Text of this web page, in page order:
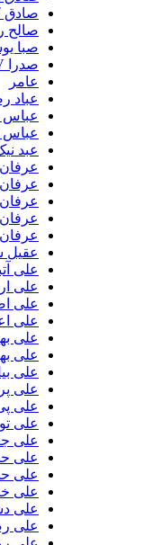
صادق
صالح رضایی
صبا یوسفی
صدرا AV
عامر
عباد رضایی
عباس
عباس قمری
عبد نیک
عرفان اسدی
عرفان
عرفان
عرفان
عرفان
عقیل
علی آتبین
علی ارشدی
علی اصحابی
علی اعتماد
علی بهرامی
علی
علی بیات
علی پرویزی
علی پی جی
علی توحید
علی جعفری
علی حسن
علی حسینی
علی خادمی
علی دشتی
علی رضایی